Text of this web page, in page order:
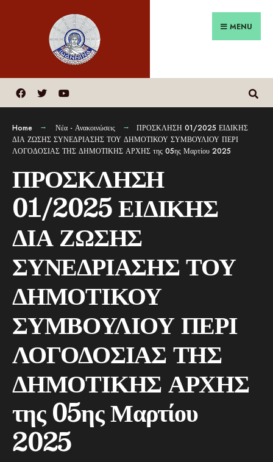
MENU
Home Νέα - Ανακοινώσεις
ΠΡΟΣΚΛΗΣΗ 01/2025 ΕΙΔΙΚΗΣ
ΔΙΑ ΖΩΣΗΣ ΣΥΝΕΔΡΙΑΣΗΣ ΤΟΥ ΔΗΜΟΤΙΚΟΥ ΣΥΜΒΟΥΛΙΟΥ ΠΕΡΙ
ΛΟΓΟΔΟΣΙΑΣ ΤΗΣ ΔΗΜΟΤΙΚΗΣ ΑΡΧΗΣ της 05ης Μαρτίου 2025
ΠΡΟΣΚΛΗΣΗ
01/2025 ΕΙΔΙΚΗΣ
ΔΙΑ ΖΩΣΗΣ
ΣΥΝΕΔΡΙΑΣΗΣ ΤΟΥ
ΔΗΜΟΤΙΚΟΥ
ΣΥΜΒΟΥΛΙΟΥ ΠΕΡΙ
ΛΟΓΟΔΟΣΙΑΣ ΤΗΣ
ΔΗΜΟΤΙΚΗΣ ΑΡΧΗΣ
της 05ης Μαρτίου
2025